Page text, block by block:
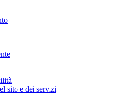
sito e dei servizi